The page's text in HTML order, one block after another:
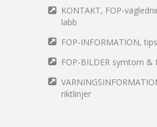
KONTAKT, FOP-
labb
FOP-INFORMATION,
FOP-BILDER symtom &
riktlinjer